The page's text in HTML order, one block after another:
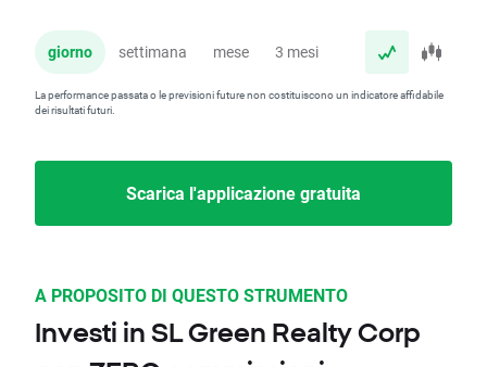
giorno settimana mese 3 mesi anno
La performance passata o le previsioni future non costituiscono un indicatore affidabile
dei risultati futuri.
Scarica l'applicazione gratuita
A PROPOSITO DI QUESTO STRUMENTO
Investi in SL Green Realty Corp